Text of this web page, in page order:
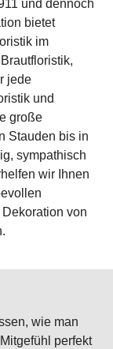
und dennoch
bietet
im
jede
und
große
Stauden bis in
sympathisch
wir Ihnen
von
wie man
perfekt